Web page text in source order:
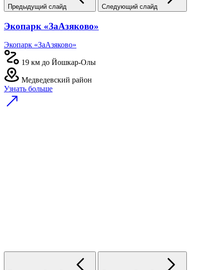
Предыдущий слайд Следующий слайд
Экопарк «ЗаАзяково»
Экопарк «ЗаАзяково»
19 км до Йошкар-Олы
Медведевский район
Узнать больше